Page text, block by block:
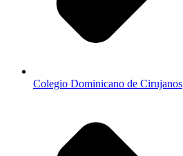
Colegio Dominicano de Cirujanos